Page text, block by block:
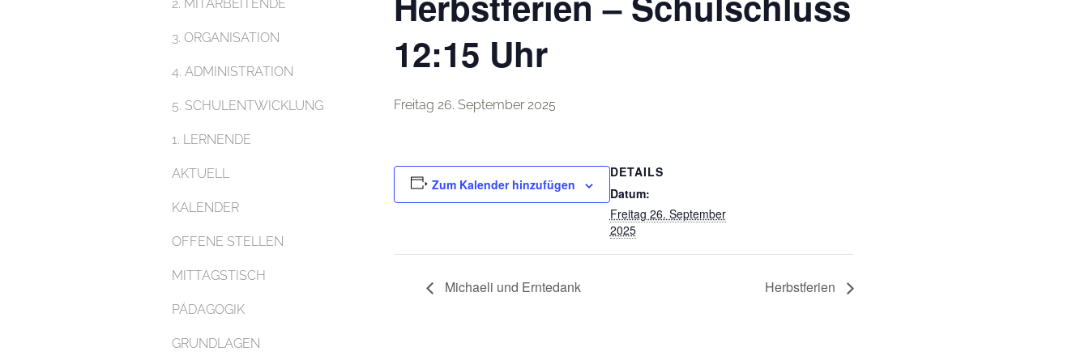
2. MITARBEITENDE
3. ORGANISATION
4. ADMINISTRATION
5. SCHULENTWICKLUNG
1. LERNENDE
AKTUELL
KALENDER
OFFENE STELLEN
MITTAGSTISCH
PÄDAGOGIK
GRUNDLAGEN
12:15 Uhr
Freitag 26. September 2025
Zum Kalender hinzufügen
DETAILS
Datum:
Freitag 26. September
2025
Michaeli und Erntedank Herbstferien